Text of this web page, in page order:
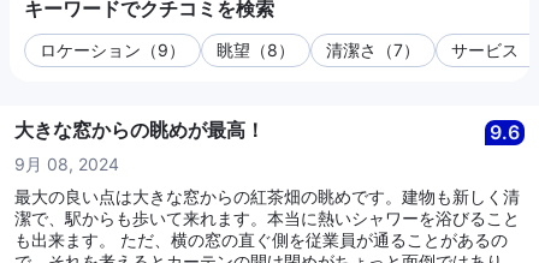
キーワードでクチコミを検索
ロケーション（9） 眺望（8） 清潔さ（7） サービス
大きな窓からの眺めが最高！ 9.6
9月 08, 2024
最大の良い点は大きな窓からの紅茶畑の眺めです。建物も新しく清
潔で、駅からも歩いて来れます。本当に熱いシャワーを浴びること
も出来ます。 ただ、横の窓の直ぐ側を従業員が通ることがあるの